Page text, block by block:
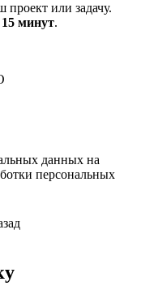
проект или задачу.
15 минут.
данных на
персональных